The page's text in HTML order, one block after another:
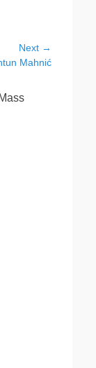
Next →
Mahnić